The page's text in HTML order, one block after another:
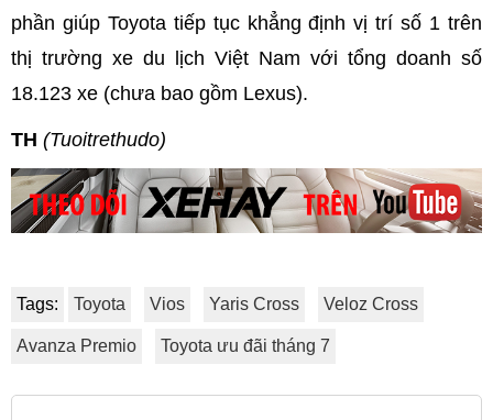
phần giúp Toyota tiếp tục khẳng định vị trí số 1 trên
thị trường xe du lịch Việt Nam với tổng doanh số
18.123 xe (chưa bao gồm Lexus).
TH (Tuoitrethudo)
Tags: Toyota Vios Yaris Cross Veloz Cross
Avanza Premio Toyota ưu đãi tháng 7